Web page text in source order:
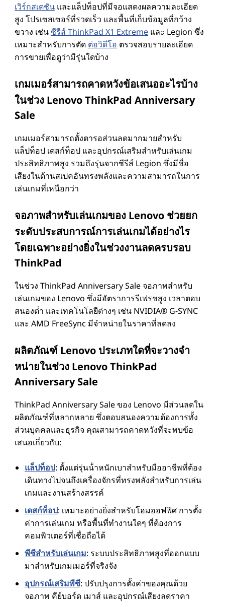
เวิร์กสเตชันและแล็ปท็อปที่มีจอแสดงผลความละเอียด
สูง โปรเซสเซอร์ที่รวดเร็ว และพื้นที่เก็บข้อมูลที่กว้าง
ขวาง เช่นซีรีส์ ThinkPad X1 Extremeและ Legion ซึ่ง
เหมาะสําหรับการตัด ต่อวิดีโอ ตรวจสอบรายละเอียด
การขายเพื่อดูว่ามีรุ่นใดบ้าง
เกมเมอร์สามารถคาดหวังข้อเสนออะไรบ้าง
ในช่วง Lenovo ThinkPad Anniversary
Sale
เกมเมอร์สามารถตั้งตารอส่วนลดมากมายสําหรับ
แล็ปท็อป เดสก์ท็อป และอุปกรณ์เสริมสําหรับเล่นเกม
ประสิทธิภาพสูง รวมถึงรุ่นจากซีรีส์ Legion ซึ่งมีชื่อ
เสียงในด้านสเปคอันทรงพลังและความสามารถในการ
เล่นเกมที่เหนือกว่า
จอภาพสําหรับเล่นเกมของ Lenovo ช่วยยก
ระดับประสบการณ์การเล่นเกมได้อย่างไร
โดยเฉพาะอย่างยิ่งในช่วงงานลดครบรอบ
ThinkPad
ในช่วง ThinkPad Anniversary Sale จอภาพสําหรับ
เล่นเกมของ Lenovo ซึ่งมีอัตราการรีเฟรชสูง เวลาตอบ
สนองต่ํา และเทคโนโลยีต่างๆ เช่น NVIDIA® G-SYNC
และ AMD FreeSync มีจําหน่ายในราคาที่ลดลง
ผลิตภัณฑ์ Lenovo ประเภทใดที่จะวางจํา
หน่ายในช่วง Lenovo ThinkPad
Anniversary Sale
ThinkPad Anniversary Sale ของ Lenovo มีส่วนลดใน
ผลิตภัณฑ์ที่หลากหลาย ซึ่งตอบสนองความต้องการทั้ง
ส่วนบุคคลและธุรกิจ คุณสามารถคาดหวังที่จะพบข้อ
เสนอเกี่ยวกับ:
แล็ปท็อป: ตั้งแต่รุ่นน้ําหนักเบาสําหรับมืออาชีพที่ต้อง
เดินทางไปจนถึงเครื่องจักรที่ทรงพลังสําหรับการเล่น
เกมและงานสร้างสรรค์
เดสก์ท็อป: เหมาะอย่างยิ่งสําหรับโฮมออฟฟิศ การตั้ง
ค่าการเล่นเกม หรือพื้นที่ทํางานใดๆ ที่ต้องการ
คอมพิวเตอร์ที่เชื่อถือได้
พีซีสําหรับเล่นเกม: ระบบประสิทธิภาพสูงที่ออกแบบ
มาสําหรับเกมเมอร์ที่จริงจัง
อุปกรณ์เสริมพีซี: ปรับปรุงการตั้งค่าของคุณด้วย
จอภาพ คีย์บอร์ด เมาส์ และอุปกรณ์เสียงลดราคา